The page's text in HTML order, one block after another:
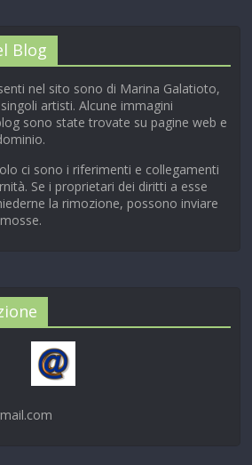
Blog
nel sito sono di Marina Galatioto,
artisti. Alcune immagini
sono state trovate su pagine web e
ci sono i riferimenti e collegamenti
Se i proprietari dei diritti a esse
la rimozione, possono inviare